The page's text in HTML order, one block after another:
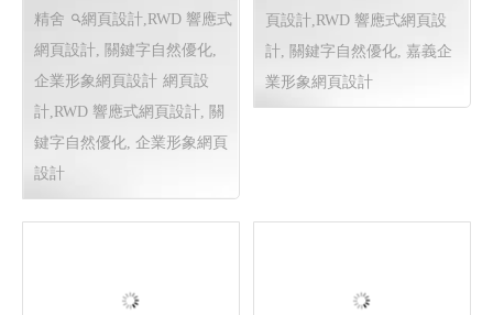
80 114 高雄網頁設計 屏東網
頁設計 程式設計
小琉球菩提圓精舍 ╱
2024 嘉義花海生活節